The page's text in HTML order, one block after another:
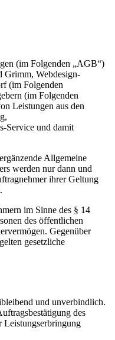
(im Folgenden „AGB“)
Grimm, Webdesign-
(im Folgenden
(im Folgenden
Leistungen aus den
Service und damit
Allgemeine
werden nur dann und
ihrer Geltung
im Sinne des § 14
des öffentlichen
Gegenüber
gesetzliche
und unverbindlich.
des
Leistungserbringung